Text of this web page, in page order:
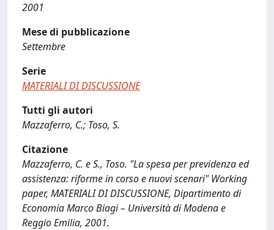
2001
Mese di pubblicazione
Settembre
Serie
MATERIALI DI DISCUSSIONE
Tutti gli autori
Mazzaferro, C.; Toso, S.
Citazione
Mazzaferro, C. e S., Toso. "La spesa per previdenza ed
assistenza: riforme in corso e nuovi scenari" Working
paper, MATERIALI DI DISCUSSIONE, Dipartimento di
Economia Marco Biagi – Università di Modena e
Reggio Emilia, 2001.